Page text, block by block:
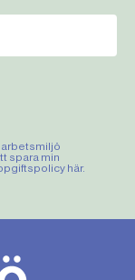
arbetsmiljö
spara min
här.